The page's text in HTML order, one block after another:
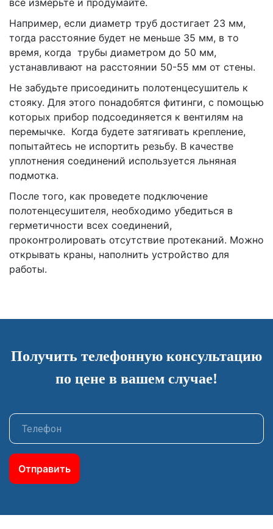
все измерьте и продумайте.
Например, если диаметр труб достигает 23 мм,
тогда расстояние будет не меньше 35 мм, в то
время, когда трубы диаметром до 50 мм,
устанавливают на расстоянии 50-55 мм от стены.
Не забудьте присоединить полотенцесушитель к
стояку. Для этого понадобятся фитинги, с помощью
которых прибор подсоединяется к вентилям на
перемычке. Когда будете затягивать крепление,
попытайтесь не испортить резьбу. В качестве
уплотнения соединений используется льняная
подмотка.
После того, как проведете подключение
полотенцесушителя, необходимо убедиться в
герметичности всех соединений,
проконтролировать отсутствие протеканий. Можно
открывать краны, наполнить устройство для
работы.
Получить телефонную консультацию
по цене в вашем случае!
Отправить